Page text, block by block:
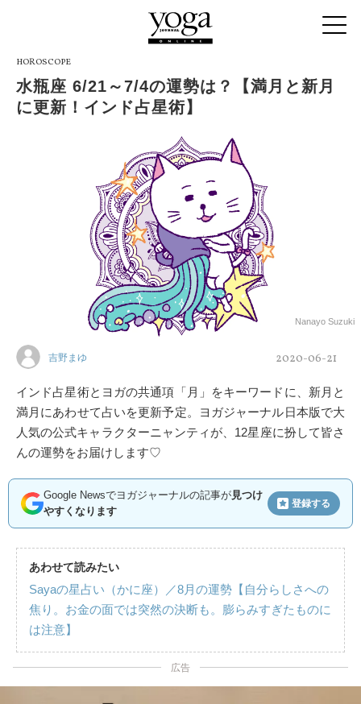
HOROSCOPE
水瓶座 6/21～7/4の運勢は？【満月と新月
に更新！インド占星術】
Nanayo Suzuki
吉野まゆ 2020-06-21
インド占星術とヨガの共通項「月」をキーワードに、新月と
満月にあわせて占いを更新予定。ヨガジャーナル日本版で大
人気の公式キャラクターニャンティが、12星座に扮して皆さ
んの運勢をお届けします♡
Google Newsでヨガジャーナルの記事が見つけ
やすくなります
登録する
あわせて読みたい
Sayaの星占い（かに座）／8月の運勢【自分らしさへの
焦り。お金の面では突然の決断も。膨らみすぎたものに
は注意】
広告